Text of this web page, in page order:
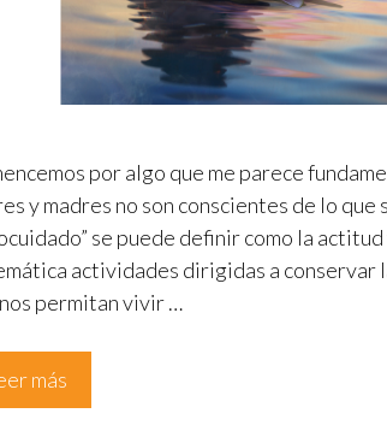
por algo que me parece
y madres no son conscientes de lo
se puede definir como la
actividades dirigidas a
permitan vivir …
más